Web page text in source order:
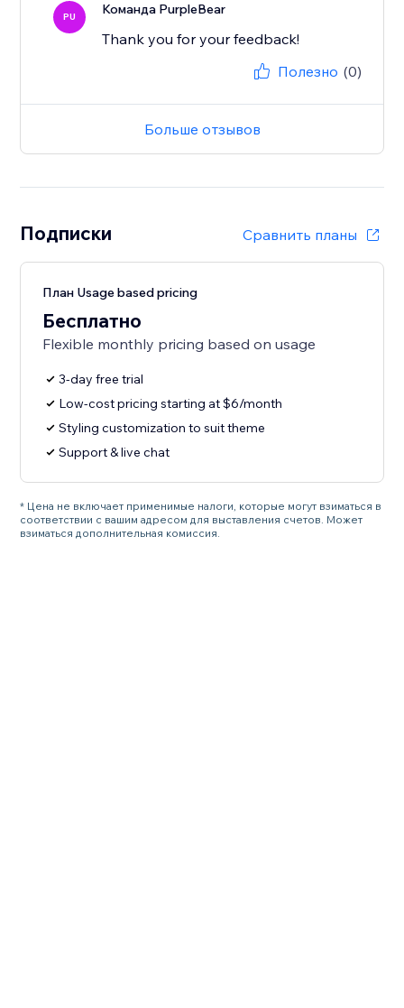
PU Команда PurpleBear
Thank you for your feedback!
Полезно (0)
Больше отзывов
Подписки Сравнить планы
План Usage based pricing
Бесплатно
Flexible monthly pricing based on usage
3-day free trial
Low-cost pricing starting at $6/month
Styling customization to suit theme
Support & live chat
* Цена не включает применимые налоги, которые могут взиматься в
соответствии с вашим адресом для выставления счетов. Может
взиматься дополнительная комиссия.